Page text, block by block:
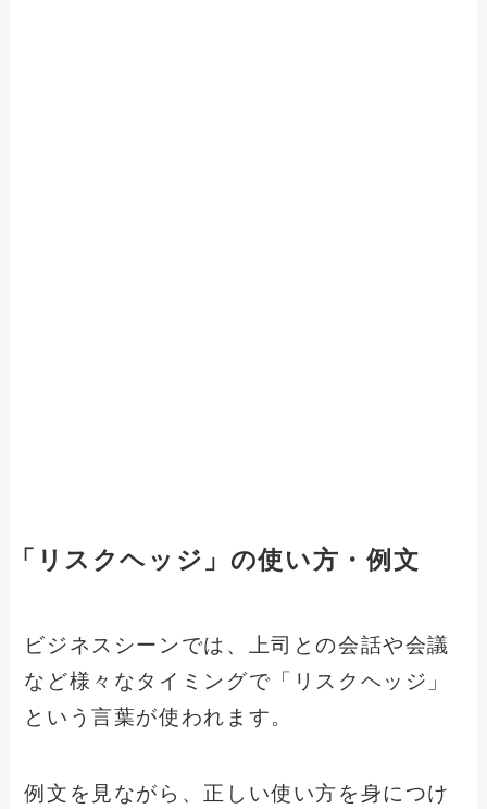
「リスクヘッジ」の使い方・例文
ビジネスシーンでは、上司との会話や会議
など様々なタイミングで「リスクヘッジ」
という言葉が使われます。
例文を見ながら、正しい使い方を身につけ